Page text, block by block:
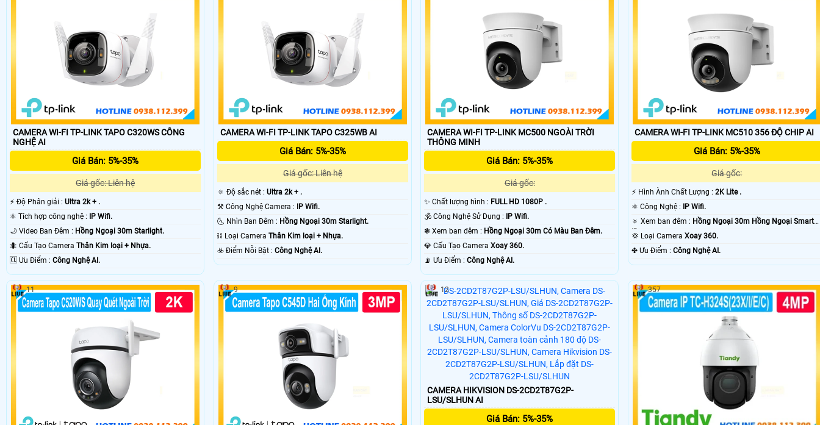
CAMERA WI-FI TP-LINK TAPO C320WS CÔNG
NGHỆ AI
Giá Bán: 5%-35%
Giá gốc: Liên hệ
️⚡ Độ Phân giải : Ultra 2k + .
⚛️ Tích hợp công nghệ : IP Wifi.
🌙 Video Ban Đêm : Hồng Ngoại 30m Starlight.
🐜 Cấu Tạo Camera Thân Kim loại + Nhựa.
️🆑 Ưu Điểm : Công Nghệ AI.
CAMERA WI-FI TP-LINK TAPO C325WB AI
Giá Bán: 5%-35%
Giá gốc: Liên hệ
🔅 Độ sắc nét : Ultra 2k + .
⚒ Công Nghệ Camera : IP Wifi.
🌜 Nhìn Ban Đêm : Hồng Ngoại 30m Starlight.
⛓ Loại Camera Thân Kim loại + Nhựa.
️☣️ Điểm Nỗi Bật : Công Nghệ AI.
CAMERA WI-FI TP-LINK MC500 NGOÀI TRỜI
THÔNG MINH
Giá Bán: 5%-35%
Giá gốc:
✨ Chất lượng hình : FULL HD 1080P .
🕉️ Công Nghệ Sử Dụng : IP Wifi.
❃ Xem ban đêm : Hồng Ngoại 30m Có Màu Ban Ðêm.
💎 Cấu Tạo CameraXoay 360.
️📡 Ưu Điểm :Công Nghệ AI.
CAMERA WI-FI TP-LINK MC510 356 ĐỘ CHIP AI
Giá Bán: 5%-35%
Giá gốc:
️⚡ Hình Ành Chất Lượng : 2K Lite .
⚛️ Công Nghệ : IP Wifi.
🔅 Xem ban đêm : Hồng Ngoại 30m Hồng Ngoại Smart
IR. 💢 Loại Camera Xoay 360.
️✤ Ưu Điểm : Công Nghệ AI.
11 9
CAMERA HIKVISION DS-2CD2T87G2P-
LSU/SLHUN AI
Giá Bán: 5%-35%
12 357